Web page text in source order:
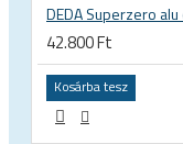
42.800 Ft
Kosárba tesz